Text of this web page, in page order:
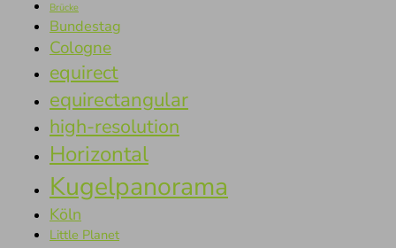
Brücke
Bundestag
Cologne
equirect
equirectangular
high-resolution
Horizontal
Kugelpanorama
Köln
Little Planet